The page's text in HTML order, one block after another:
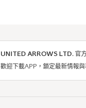
UNITED ARROWS LTD. 官
歡迎下載APP，鎖定最新情報與